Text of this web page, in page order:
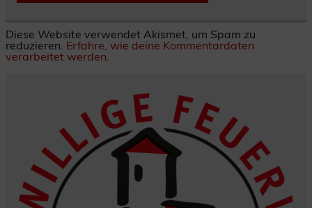
Diese Website verwendet Akismet, um Spam zu
reduzieren. Erfahre, wie deine Kommentardaten
verarbeitet werden.